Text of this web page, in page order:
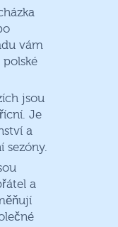
vám
jsou
Je
a
sezóny.
a